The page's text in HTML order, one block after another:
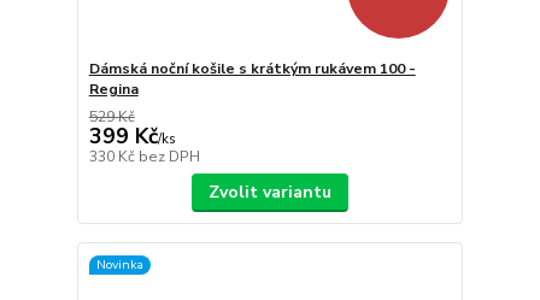
Dámská noční košile s krátkým rukávem 100 -
Regina
529 Kč
399 Kč/ks
330 Kč bez DPH
Zvolit variantu
Novinka